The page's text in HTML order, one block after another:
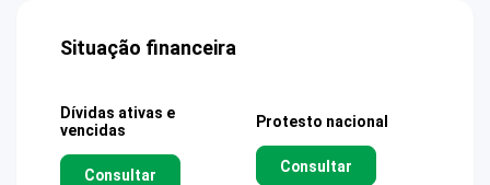
Situação financeira
Dívidas ativas e
vencidas
Consultar
Protesto nacional
Consultar